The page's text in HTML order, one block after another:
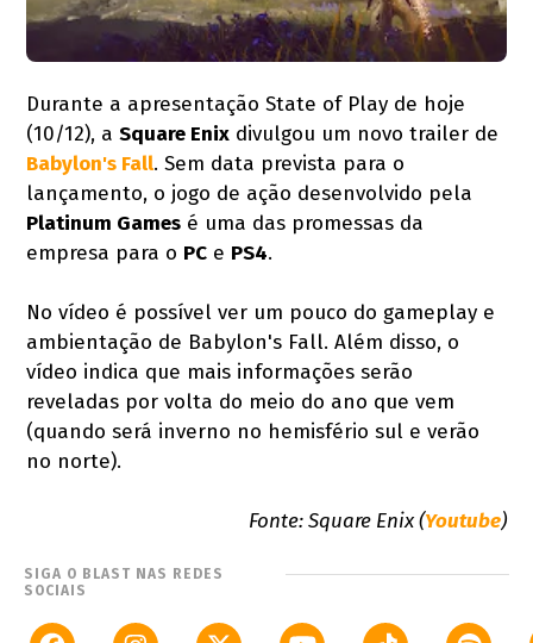
Durante a apresentação State of Play de hoje
(10/12), aSquare Enix divulgou um novo trailer de
Babylon's Fall. Sem data prevista para o
lançamento, o jogo de ação desenvolvido pela
Platinum Games é uma das promessas da
empresa para o PC e PS4.
No vídeo é possível ver um pouco do gameplay e
ambientação de Babylon's Fall. Além disso, o
vídeo indica que mais informações serão
reveladas por volta do meio do ano que vem
(quando será inverno no hemisfério sul e verão
no norte).
Fonte: Square Enix (Youtube)
SIGA O BLAST NAS REDES
SOCIAIS